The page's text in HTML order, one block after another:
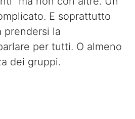
E soprattutto
prendersi la
per tutti. O almeno
dei gruppi.